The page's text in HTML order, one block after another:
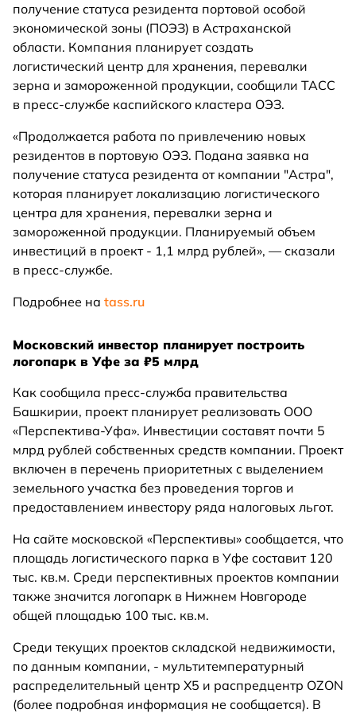
получение статуса резидента портовой особой
экономической зоны (ПОЭЗ) в Астраханской
области. Компания планирует создать
логистический центр для хранения, перевалки
зерна и замороженной продукции, сообщили ТАСС
в пресс-службе каспийского кластера ОЭЗ.
«Продолжается работа по привлечению новых
резидентов в портовую ОЭЗ. Подана заявка на
получение статуса резидента от компании "Астра",
которая планирует локализацию логистического
центра для хранения, перевалки зерна и
замороженной продукции. Планируемый объем
инвестиций в проект - 1,1 млрд рублей», — сказали
в пресс-службе.
Подробнее на tass.ru
Московский инвестор планирует построить
логопарк в Уфе за ₽5 млрд
Как сообщила пресс-служба правительства
Башкирии, проект планирует реализовать ООО
«Перспектива-Уфа». Инвестиции составят почти 5
млрд рублей собственных средств компании. Проект
включен в перечень приоритетных с выделением
земельного участка без проведения торгов и
предоставлением инвестору ряда налоговых льгот.
На сайте московской «Перспективы» сообщается, что
площадь логистического парка в Уфе составит 120
тыс. кв.м. Среди перспективных проектов компании
также значится логопарк в Нижнем Новгороде
общей площадью 100 тыс. кв.м.
Среди текущих проектов складской недвижимости,
по данным компании, - мультитемпературный
распределительный центр X5 и распредцентр OZON
(более подробная информация не сообщается). В